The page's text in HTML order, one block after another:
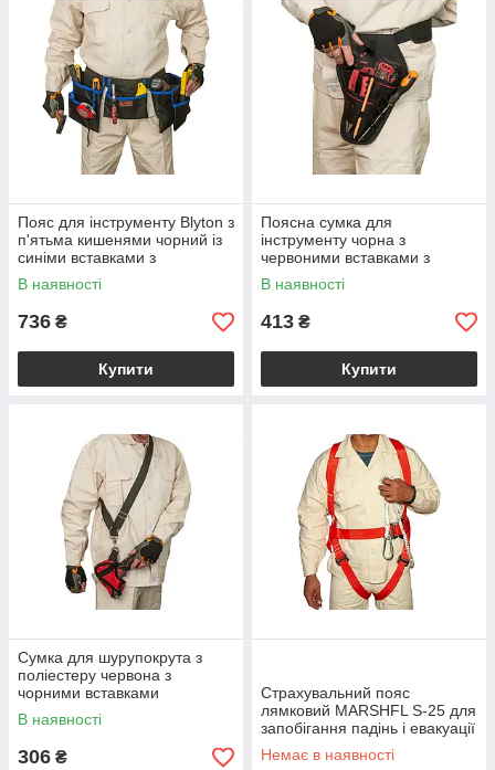
Пояс для інструменту Blyton з
п'ятьма кишенями чорний із
синіми вставками з
надміцного поліестеру
В наявності
736 ₴
Купити
Поясна сумка для
інструменту чорна з
червоними вставками з
поліестеру 7 кишень для
майстрів різних професій
В наявності
413 ₴
Купити
Сумка для шурупокрута з
поліестеру червона з
чорними вставками
компактна з кишенею для
акумулятора та зарядного
В наявності
306 ₴
Страхувальний пояс
лямковий MARSHFL S-25 для
запобігання падінь і евакуації
постраждалих
Немає в наявності